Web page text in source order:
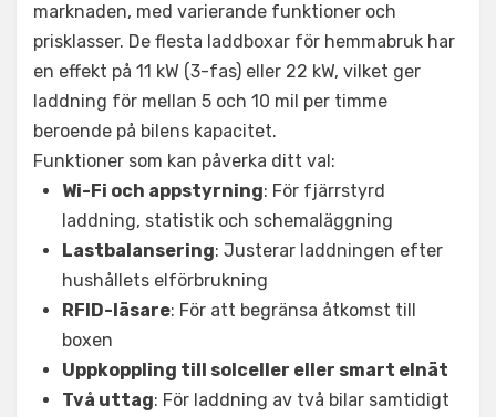
marknaden, med varierande funktioner och
prisklasser. De flesta laddboxar för hemmabruk har
en effekt på 11 kW (3-fas) eller 22 kW, vilket ger
laddning för mellan 5 och 10 mil per timme
beroende på bilens kapacitet.
Funktioner som kan påverka ditt val:
Wi-Fi och appstyrning: För fjärrstyrd
laddning, statistik och schemaläggning
Lastbalansering: Justerar laddningen efter
hushållets elförbrukning
RFID-läsare: För att begränsa åtkomst till
boxen
Uppkoppling till solceller eller smart elnät
Två uttag: För laddning av två bilar samtidigt